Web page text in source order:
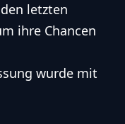
letzten
ihre Chancen
wurde mit